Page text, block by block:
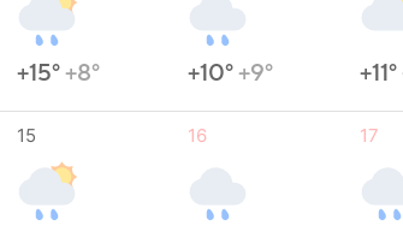
+15°+8° +10°+9° +11°
15 16 17